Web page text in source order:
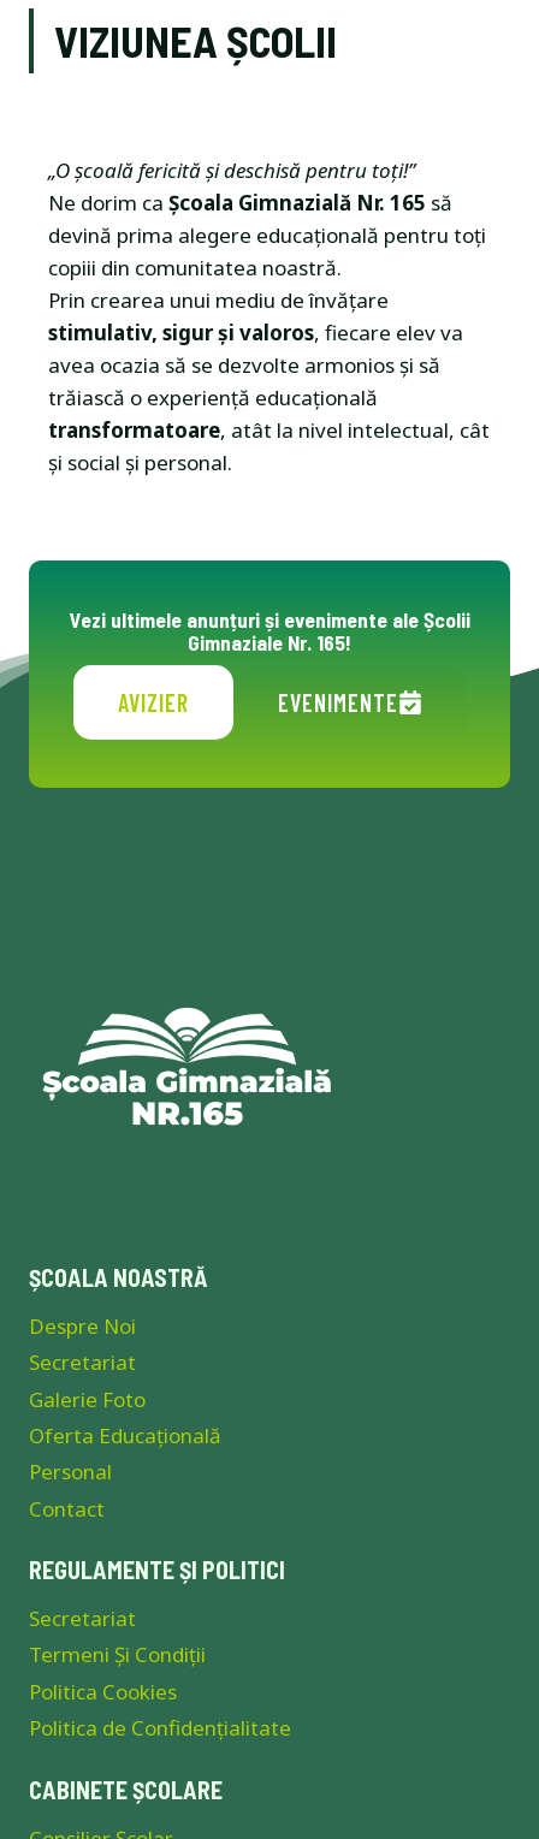
VIZIUNEA ȘCOLII
„O școală fericită și deschisă pentru toți!”
Ne dorim ca Școala Gimnazială Nr. 165 să
devină prima alegere educațională pentru toți
copiii din comunitatea noastră.
Prin crearea unui mediu de învățare
stimulativ, sigur și valoros, fiecare elev va
avea ocazia să se dezvolte armonios și să
trăiască o experiență educațională
transformatoare, atât la nivel intelectual, cât
și social și personal.
Vezi ultimele anunțuri și evenimente ale Școlii
Gimnaziale Nr. 165!
AVIZIER EVENIMENTE
ȘCOALA NOASTRĂ
Despre Noi
Secretariat
Galerie Foto
Oferta Educațională
Personal
Contact
REGULAMENTE ȘI POLITICI
Secretariat
Termeni Și Condiții
Politica Cookies
Politica de Confidențialitate
CABINETE ȘCOLARE